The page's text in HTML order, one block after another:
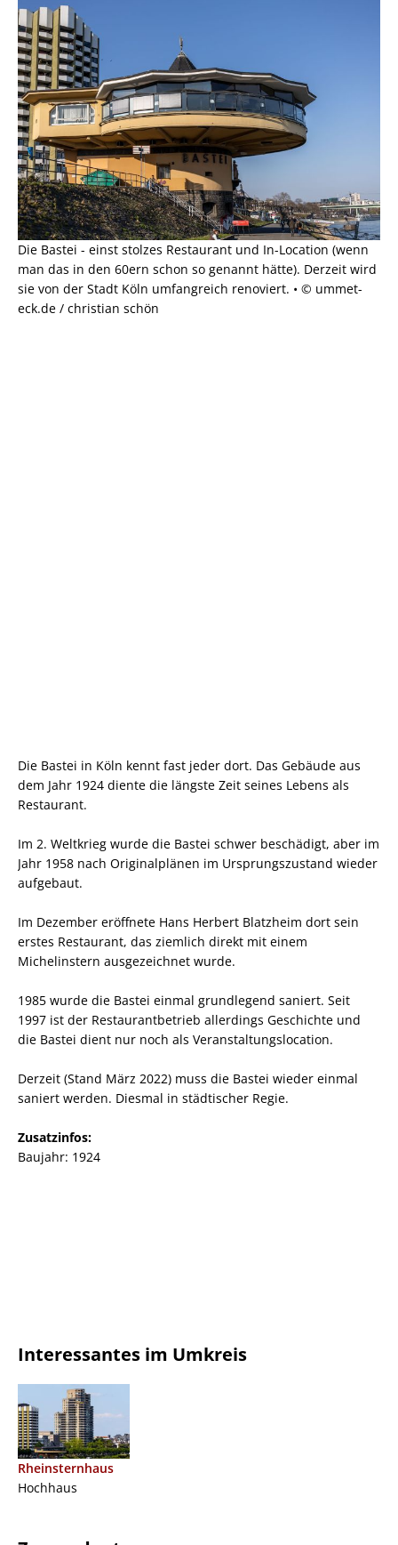
Die Bastei - einst stolzes Restaurant und In-Location (wenn
man das in den 60ern schon so genannt hätte). Derzeit wird
sie von der Stadt Köln umfangreich renoviert. • © ummet-
eck.de / christian schön
Die Bastei in Köln kennt fast jeder dort. Das Gebäude aus
dem Jahr 1924 diente die längste Zeit seines Lebens als
Restaurant.
Im 2. Weltkrieg wurde die Bastei schwer beschädigt, aber im
Jahr 1958 nach Originalplänen im Ursprungszustand wieder
aufgebaut.
Im Dezember eröffnete Hans Herbert Blatzheim dort sein
erstes Restaurant, das ziemlich direkt mit einem
Michelinstern ausgezeichnet wurde.
1985 wurde die Bastei einmal grundlegend saniert. Seit
1997 ist der Restaurantbetrieb allerdings Geschichte und
die Bastei dient nur noch als Veranstaltungslocation.
Derzeit (Stand März 2022) muss die Bastei wieder einmal
saniert werden. Diesmal in städtischer Regie.
Zusatzinfos:
Baujahr: 1924
Interessantes im Umkreis
Rheinsternhaus
Hochhaus